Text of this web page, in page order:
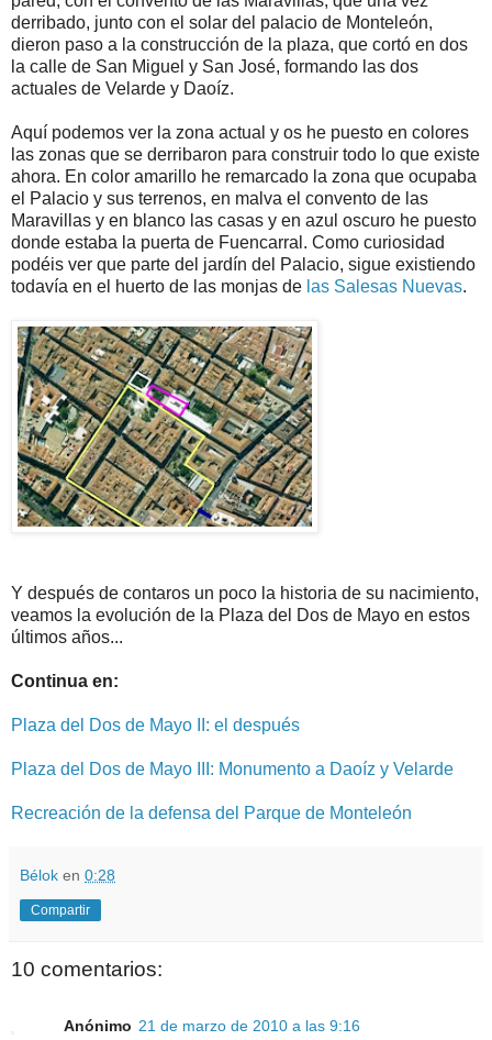
derribado, junto con el solar del palacio de Monteleón,
dieron paso a la construcción de la plaza, que cortó en dos
la calle de San Miguel y San José, formando las dos
actuales de Velarde y Daoíz.
Aquí podemos ver la zona actual y os he puesto en colores
las zonas que se derribaron para construir todo lo que existe
ahora. En color amarillo he remarcado la zona que ocupaba
el Palacio y sus terrenos, en malva el convento de las
Maravillas y en blanco las casas y en azul oscuro he puesto
donde estaba la puerta de Fuencarral. Como curiosidad
podéis ver que parte del jardín del Palacio, sigue existiendo
todavía en el huerto de las monjas de las Salesas Nuevas.
Y después de contaros un poco la historia de su nacimiento,
veamos la evolución de la Plaza del Dos de Mayo en estos
últimos años...
Continua en:
Plaza del Dos de Mayo II: el después
Plaza del Dos de Mayo III: Monumento a Daoíz y Velarde
Recreación de la defensa del Parque de Monteleón
Bélok en 0:28
Compartir
10 comentarios:
Anónimo 21 de marzo de 2010 a las 9:16